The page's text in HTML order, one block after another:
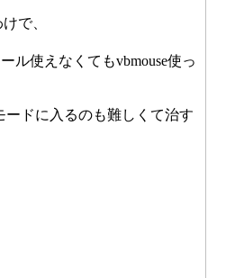
で、
ル使えなくてもvbmouse使っ
ドに入るのも難しくて治す